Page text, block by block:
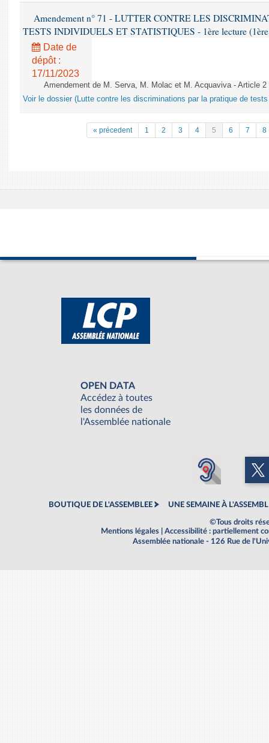
Amendement n° 71 - LUTTER CONTRE LES
TESTS INDIVIDUELS ET STATISTIQUES - 1ère lecture (1ère
Date de
dépôt :
17/11/2023
Amendement de M. Serva, M. Molac et M. Acquaviva - Article
Voir le dossier (Lutte contre les discriminations par la pratique de
« précedent 1 2 3 4 5 6 7 8
OPEN DATA
Accédez à toutes
les données de
l'Assemblée nationale
BOUTIQUE DE L'ASSEMBLEE UNE SEMAINE À
©Tous droits
Mentions légales
Accessibilité : partiellement
Assemblée nationale - 126 Rue de